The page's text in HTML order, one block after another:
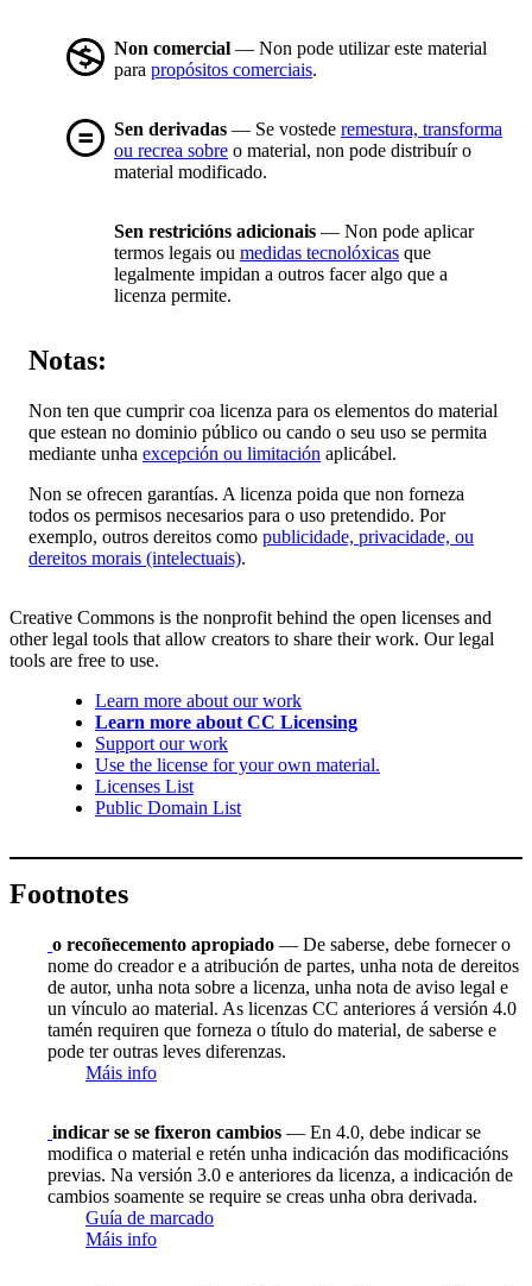
Non comercial — Non pode utilizar este material
para propósitos comerciais.
Sen derivadas — Se vostede remestura, transforma
ou recrea sobre o material, non pode distribuír o
material modificado.
Sen restricións adicionais — Non pode aplicar
termos legais ou medidas tecnolóxicas que
legalmente impidan a outros facer algo que a
licenza permite.
Notas:
Non ten que cumprir coa licenza para os elementos do material
que estean no dominio público ou cando o seu uso se permita
mediante unha excepción ou limitación aplicábel.
Non se ofrecen garantías. A licenza poida que non forneza
todos os permisos necesarios para o uso pretendido. Por
exemplo, outros dereitos como publicidade, privacidade, ou
dereitos morais (intelectuais).
Creative Commons is the nonprofit behind the open licenses and
other legal tools that allow creators to share their work. Our legal
tools are free to use.
Learn more about our work
Learn more about CC Licensing
Support our work
Use the license for your own material.
Licenses List
Public Domain List
Footnotes
o recoñecemento apropiado — De saberse, debe fornecer o
nome do creador e a atribución de partes, unha nota de dereitos
de autor, unha nota sobre a licenza, unha nota de aviso legal e
un vínculo ao material. As licenzas CC anteriores á versión 4.0
tamén requiren que forneza o título do material, de saberse e
pode ter outras leves diferenzas.
Máis info
indicar se se fixeron cambios — En 4.0, debe indicar se
modifica o material e retén unha indicación das modificacións
previas. Na versión 3.0 e anteriores da licenza, a indicación de
cambios soamente se require se creas unha obra derivada.
Guía de marcado
Máis info